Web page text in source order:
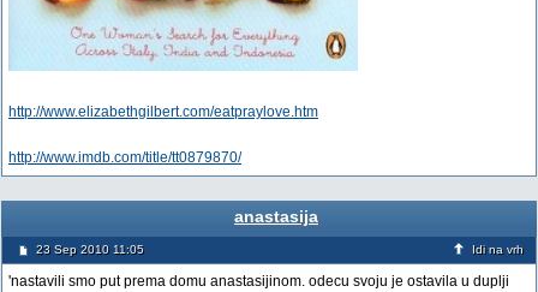
http://www.elizabethgilbert.com/eatpraylove.htm
http://www.imdb.com/title/tt0879870/
anastasija
23 Sep 2010 11:05 Idi na vrh
'nastavili smo put prema domu anastasijinom. odecu svoju je ostavila u duplji